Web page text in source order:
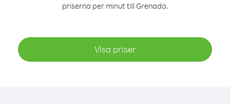
priserna per minut till Grenada.
Visa priser